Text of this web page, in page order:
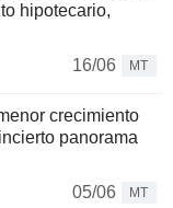
hipotecario,
16/06
MT
crecimiento
panorama
05/06
MT